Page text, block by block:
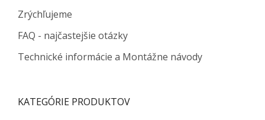
Zrýchľujeme
FAQ - najčastejšie otázky
Technické informácie a Montážne návody
KATEGÓRIE PRODUKTOV